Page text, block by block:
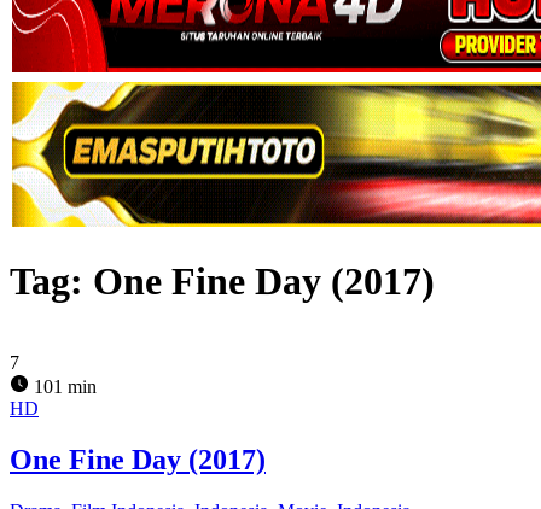
Tag: One Fine Day (2017)
7
101 min
HD
One Fine Day (2017)